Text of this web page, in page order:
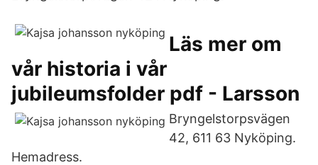
Läs mer om
vår historia i vår
jubileumsfolder pdf - Larsson
Bryngelstorpsvägen
42, 611 63 Nyköping.
Hemadress.